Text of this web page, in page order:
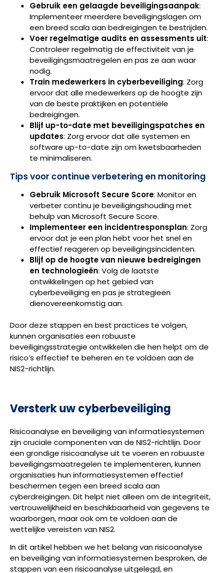
Gebruik een gelaagde beveiligingsaanpak:
Implementeer meerdere beveiligingslagen om
een breed scala aan bedreigingen te bestrijden.
Voer regelmatige audits en assessments uit:
Controleer regelmatig de effectiviteit van je
beveiligingsmaatregelen en pas ze aan waar
nodig.
Train medewerkers in cyberbeveiliging: Zorg
ervoor dat alle medewerkers op de hoogte zijn
van de beste praktijken en potentiële
bedreigingen.
Blijf up-to-date met beveiligingspatches en
updates: Zorg ervoor dat alle systemen en
software up-to-date zijn om kwetsbaarheden
te minimaliseren.
Tips voor continue verbetering en monitoring
Gebruik Microsoft Secure Score: Monitor en
verbeter continu je beveiligingshouding met
behulp van Microsoft Secure Score.
Implementeer een incidentresponsplan: Zorg
ervoor dat je een plan hebt voor het snel en
effectief reageren op beveiligingsincidenten.
Blijf op de hoogte van nieuwe bedreigingen
en technologieën: Volg de laatste
ontwikkelingen op het gebied van
cyberbeveiliging en pas je strategieën
dienovereenkomstig aan.
Door deze stappen en best practices te volgen,
kunnen organisaties een robuuste
beveiligingsstrategie ontwikkelen die hen helpt om de
risico’s effectief te beheren en te voldoen aan de
NIS2-richtlijn.
Versterk uw cyberbeveiliging
Risicoanalyse en beveiliging van informatiesystemen
zijn cruciale componenten van de NIS2-richtlijn. Door
een grondige risicoanalyse uit te voeren en robuuste
beveiligingsmaatregelen te implementeren, kunnen
organisaties hun informatiesystemen effectief
beschermen tegen een breed scala aan
cyberdreigingen. Dit helpt niet alleen om de integriteit,
vertrouwelijkheid en beschikbaarheid van gegevens te
waarborgen, maar ook om te voldoen aan de
wettelijke vereisten van NIS2.
In dit artikel hebben we het belang van risicoanalyse
en beveiliging van informatiesystemen besproken, de
stappen van een risicoanalyse uitgelegd, en